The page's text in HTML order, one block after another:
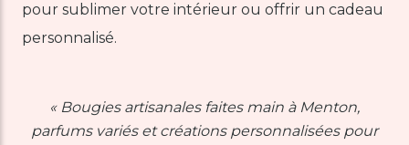
pour sublimer votre intérieur ou offrir un cadeau
personnalisé.
« Bougies artisanales faites main à Menton,
parfums variés et créations personnalisées pour